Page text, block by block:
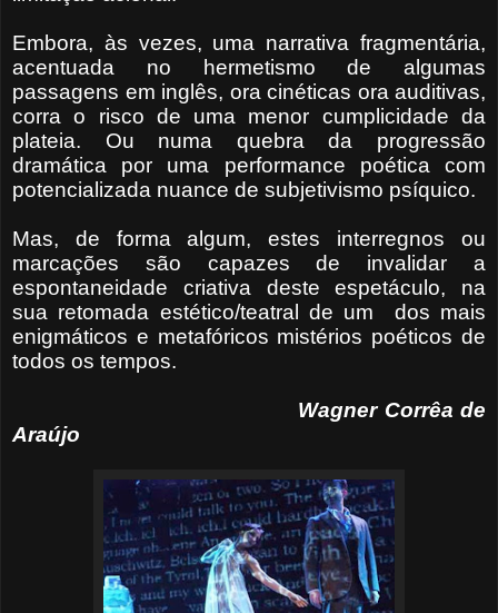
Embora, às vezes, uma narrativa fragmentária,
acentuada no hermetismo de algumas
passagens em inglês, ora cinéticas ora auditivas,
corra o risco de uma menor cumplicidade da
plateia. Ou numa quebra da progressão
dramática por uma performance poética com
potencializada nuance de subjetivismo psíquico.
Mas, de forma algum, estes interregnos ou
marcações são capazes de invalidar a
espontaneidade criativa deste espetáculo, na
sua retomada estético/teatral de um
dos mais
enigmáticos e metafóricos mistérios poéticos de
todos os tempos.
Wagner Corrêa de
Araújo